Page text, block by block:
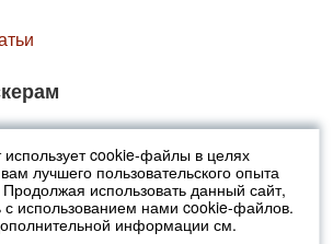
cookie-файлы в целях
лучшего пользовательского опыта
использовать данный сайт,
с использованием нами cookie-файлов.
информации см.
не являются публичной офертой (ст.435 ГК
просьба уточнять в офисах продаж....